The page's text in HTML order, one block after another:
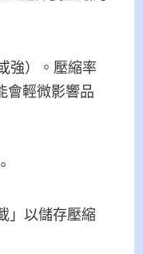
強）。壓縮率
會輕微影響品
」以儲存壓縮